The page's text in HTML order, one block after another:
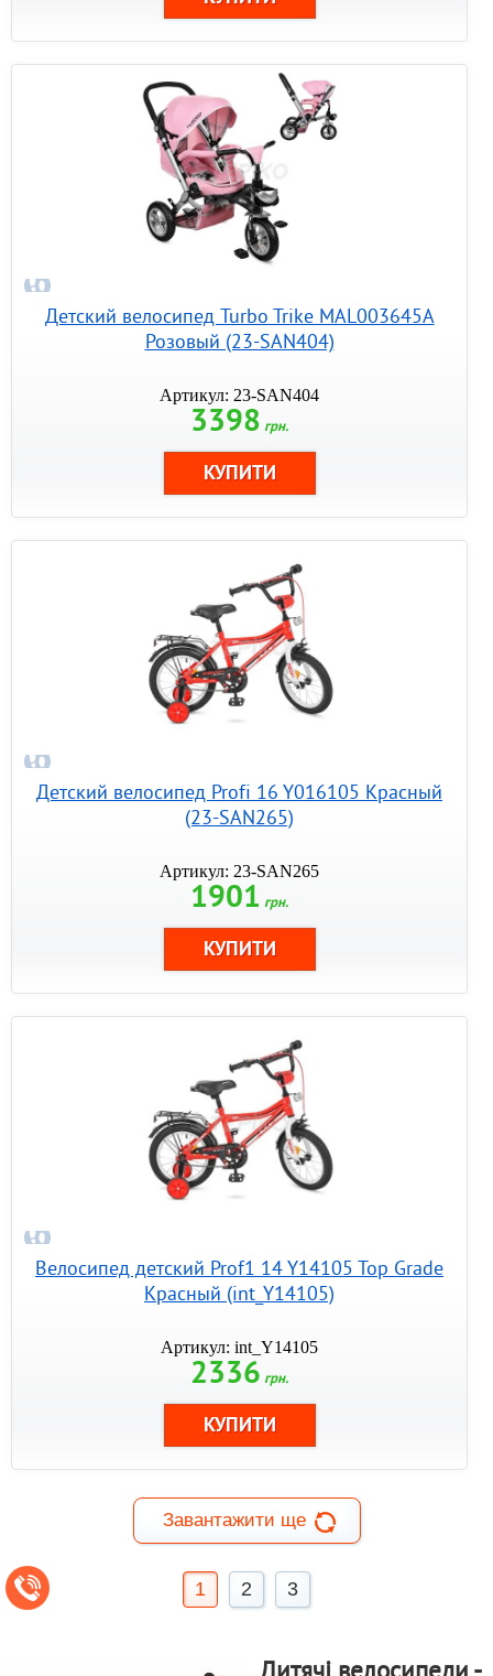
Детский велосипед Turbo Trike MAL003645A
Розовый (23-SAN404)
Артикул: 23-SAN404
3398 грн.
Детский велосипед Profi 16 Y016105 Красный
(23-SAN265)
Артикул: 23-SAN265
1901 грн.
Велосипед детский Prof1 14 Y14105 Top Grade
Красный (int_Y14105)
Артикул: int_Y14105
2336 грн.
Завантажити ще
1 2 3